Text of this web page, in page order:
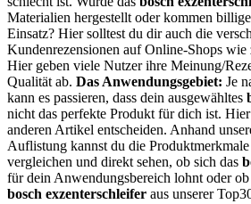
Materialien hergestellt oder kommen
Einsatz? Hier solltest du dir auch die
Kundenrezensionen auf Online-Shops wie
Hier geben viele Nutzer ihre Meinung/
Qualität ab. Das Anwendungsgebiet: Je
kann es passieren, dass dein ausgewähltes
nicht das perfekte Produkt für dich ist.
anderen Artikel entscheiden. Anhand
Auflistung kannst du die
vergleichen und direkt sehen, ob sich das
für dein Anwendungsbereich lohnt oder
bosch exzenterschleifer aus unserer